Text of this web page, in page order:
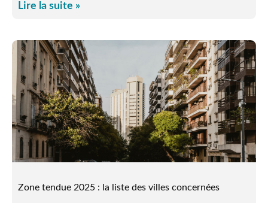
Lire la suite »
Zone tendue 2025 : la liste des villes concernées